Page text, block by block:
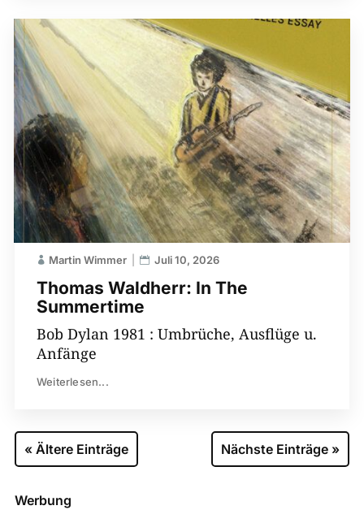
Thomas Waldherr: In The
Summertime
Martin Wimmer Juli 10, 2026
Bob Dylan 1981 : Umbrüche, Ausflüge u.
Anfänge
Weiterlesen...
« Ältere Einträge Nächste Einträge »
Werbung